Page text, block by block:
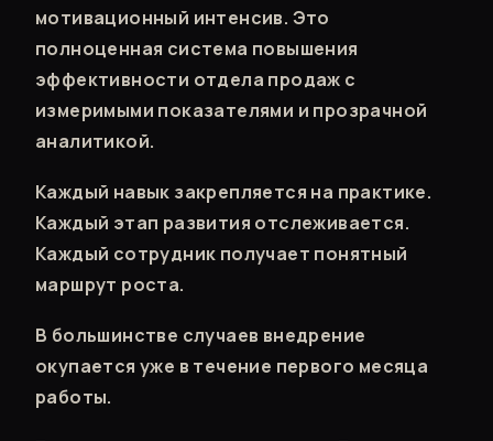
мотивационный интенсив. Это
полноценная система повышения
эффективности отдела продаж с
измеримыми показателями и прозрачной
аналитикой.
Каждый навык закрепляется на практике.
Каждый этап развития отслеживается.
Каждый сотрудник получает понятный
маршрут роста.
В большинстве случаев внедрение
окупается уже в течение первого месяца
работы.